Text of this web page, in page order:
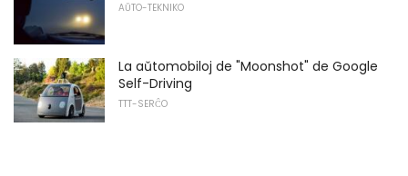
AŬTO-TEKNIKO
La aŭtomobiloj de "Moonshot" de Google
Self-Driving
TTT-SERĈO